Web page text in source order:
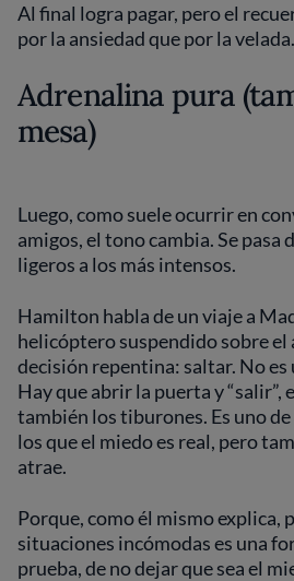
Al final logra pagar, pero el
por la ansiedad que por la velada.
Adrenalina pura
mesa)
Luego, como suele ocurrir en
amigos, el tono cambia. Se pasa
ligeros a los más intensos.
Hamilton habla de un viaje a
helicóptero suspendido sobre el
decisión repentina: saltar. No
Hay que abrir la puerta y “salir”,
también los tiburones. Es uno
los que el miedo es real, pero
atrae.
Porque, como él mismo explica,
situaciones incómodas es una
prueba, de no dejar que sea el